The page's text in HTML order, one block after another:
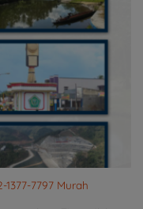
7797 Murah